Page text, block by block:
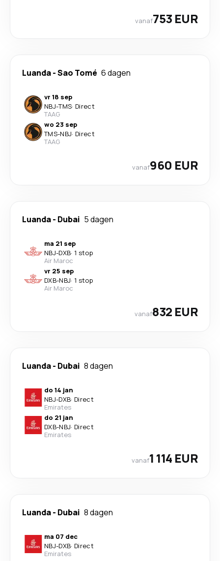
vanaf753 EUR
Luanda-Sao Tomé 6 dagen
vr 18 sep
NBJ-TMS· Direct
TAAG
wo 23 sep
TMS-NBJ· Direct
TAAG
vanaf960 EUR
Luanda- Dubai 5 dagen
ma 21 sep
NBJ-DXB· 1 stop
Air Maroc
vr 25 sep
DXB-NBJ· 1 stop
Air Maroc
vanaf832 EUR
Luanda- Dubai 8 dagen
do 14 jan
NBJ-DXB· Direct
Emirates
do 21 jan
DXB-NBJ· Direct
Emirates
vanaf1 114 EUR
Luanda- Dubai 8 dagen
ma 07 dec
NBJ-DXB· Direct
Emirates